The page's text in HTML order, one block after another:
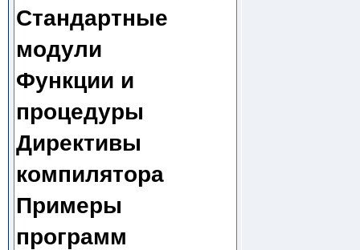
Стандартные
модули
Функции и
процедуры
Директивы
компилятора
Примеры
программ